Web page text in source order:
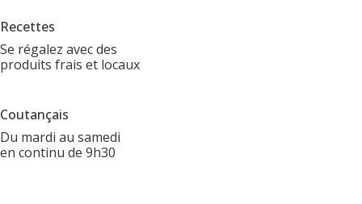
Recettes
Se régalez avec des
produits frais et locaux
Coutançais
Du mardi au samedi
en continu de 9h30